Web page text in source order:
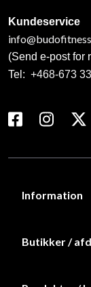
Kundeservice
(Send e-post for
Tel: +468-673
Information
Butikker /